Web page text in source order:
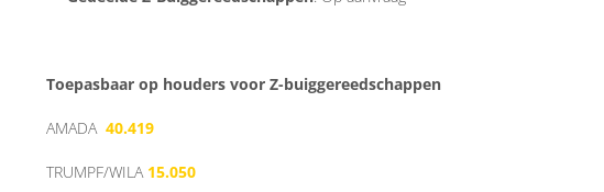
Toepasbaar op houders voor Z-buiggereedschappen
AMADA 40.419
TRUMPF/WILA 15.050